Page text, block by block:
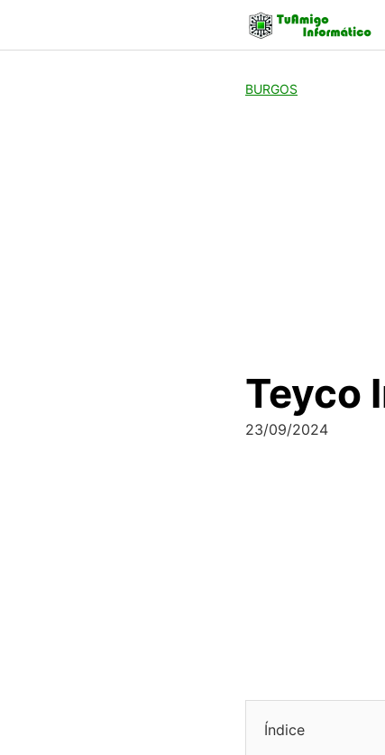
content
BURGOS
Teyco
23/09/2024
Índice